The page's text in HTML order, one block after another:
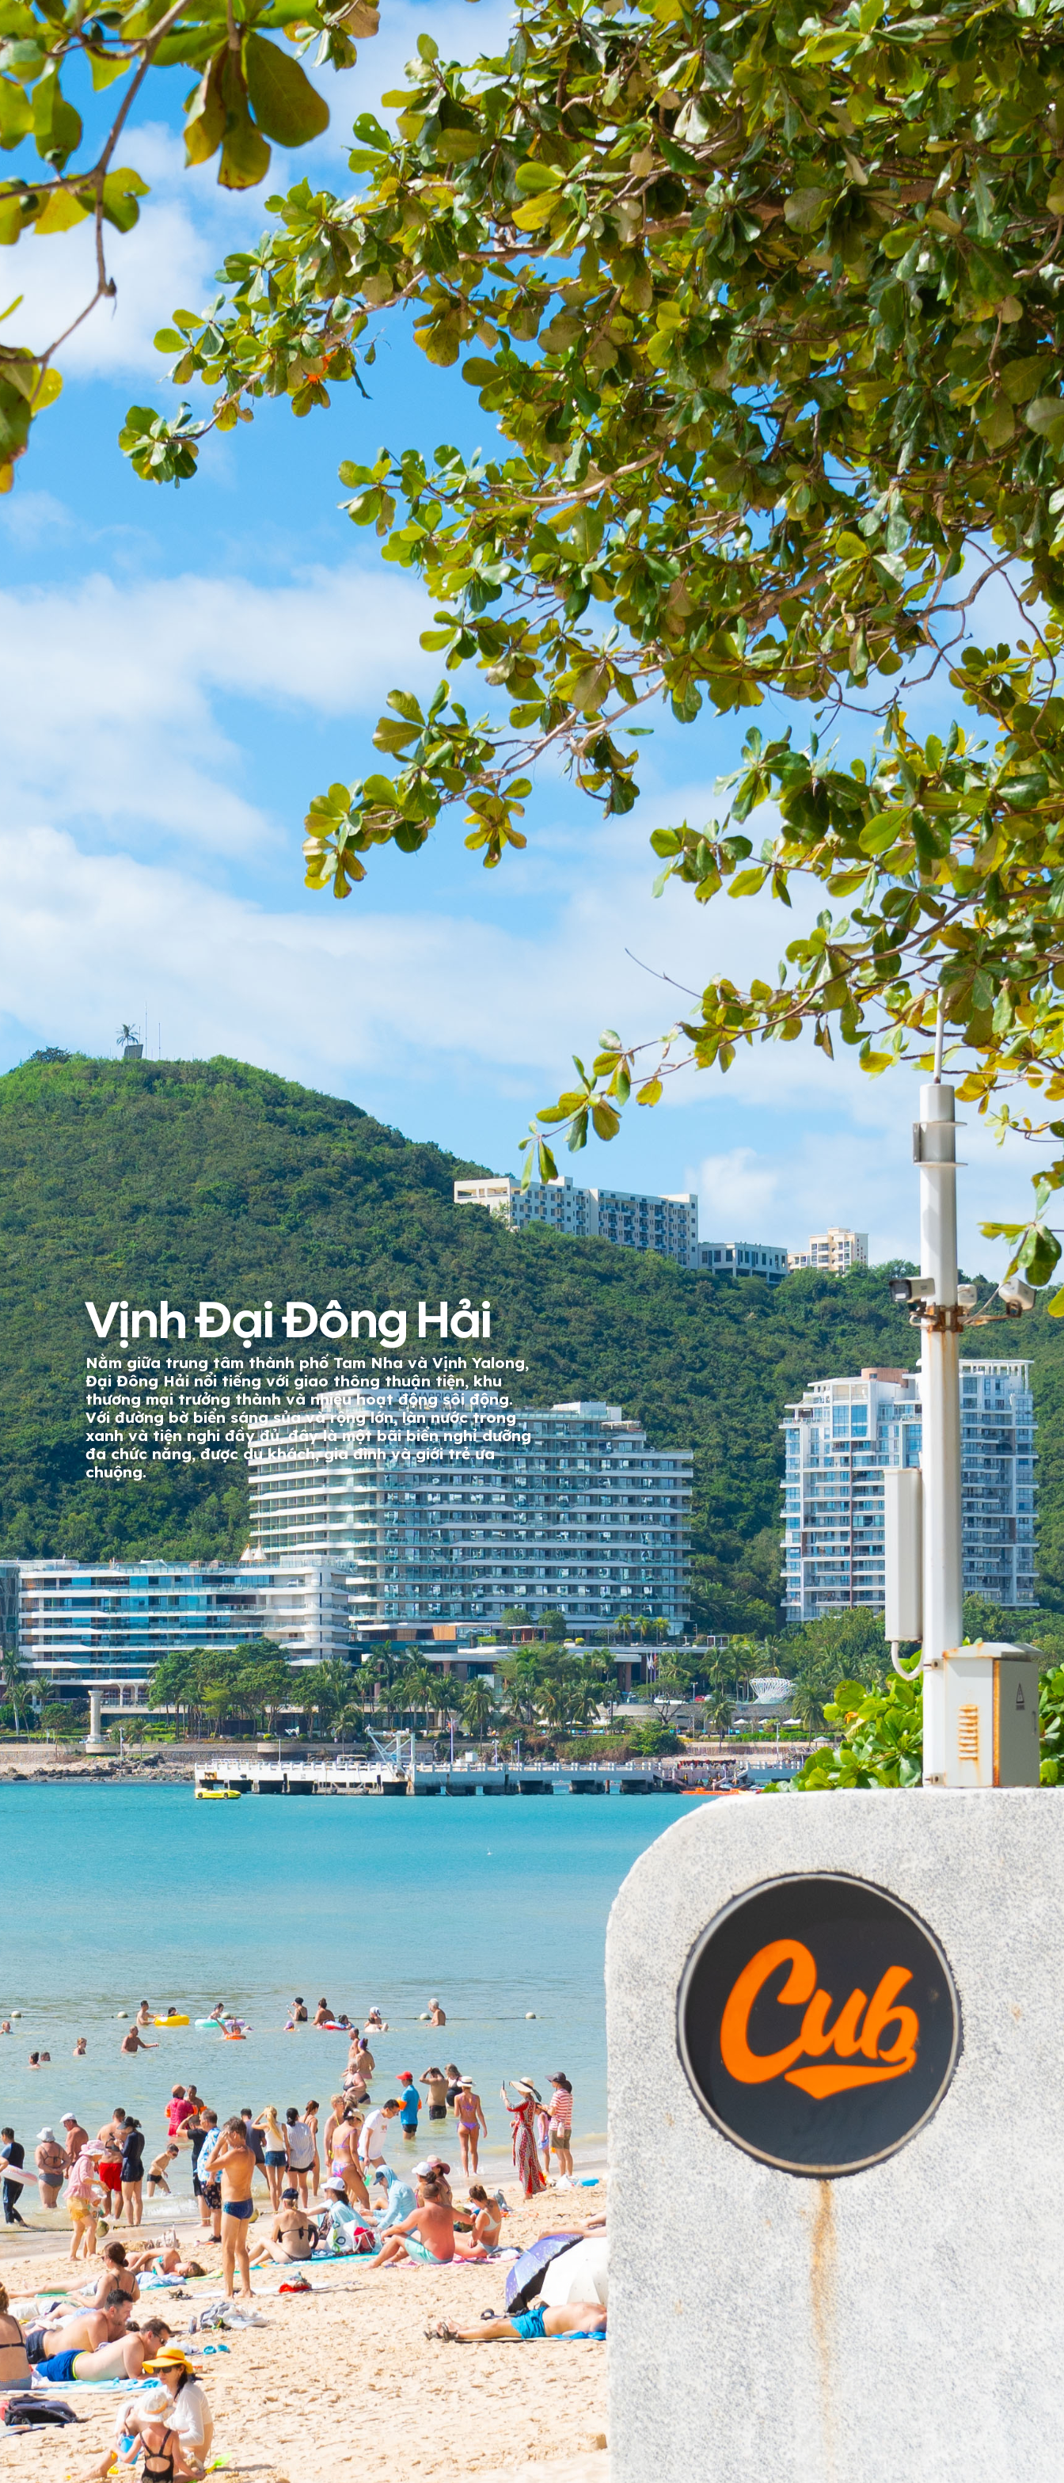
Vịnh Đại Đông Hải
Nằm giữa trung tâm thành phố Tam Nha và Vịnh Yalong,
Đại Đông Hải nổi tiếng với giao thông thuận tiện, khu
thương mại trưởng thành và nhiều hoạt động sôi động.
Với đường bờ biển sáng sủa và rộng lớn, làn nước trong
xanh và tiện nghi đầy đủ, đây là một bãi biển nghỉ dưỡng
đa chức năng, được du khách, gia đình và giới trẻ ưa
chuộng.